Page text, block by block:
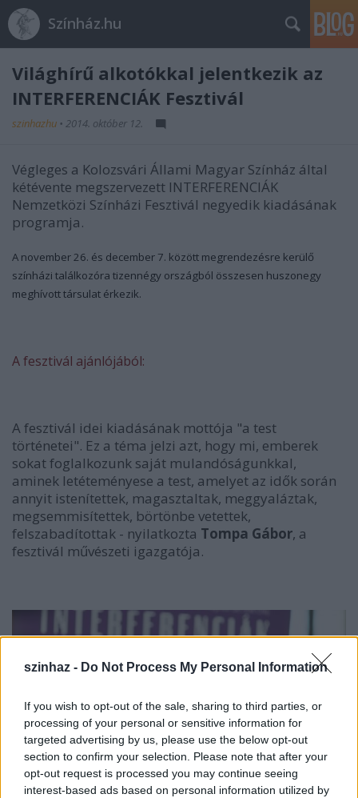
szinhaz - Do Not Process My Personal Information
If you wish to opt-out of the sale, sharing to third parties, or
processing of your personal or sensitive information for
targeted advertising by us, please use the below opt-out
section to confirm your selection. Please note that after your
opt-out request is processed you may continue seeing
interest-based ads based on personal information utilized by
Színház.hu
Világhírű alkotókkal jelentkezik az
INTERFERENCIÁK Fesztivál
szinhazhu • 2014. október 12.
Végleges a Kolozsvári Állami Magyar Színház által
kétévente megszervezett INTERFERENCIÁK
Nemzetközi Színházi Fesztivál negyedik kiadásának
programja.
A november 26. és december 7. között megrendezésre kerülő
színházi találkozóra tizennégy országból összesen huszonegy
meghívott társulat érkezik.
A fesztivál ajánlójából:
A fesztivál idei kiadásának mottója "a test
történetei". Ez a téma jelzi azt, hogy mi, emberek
sokat foglalkozunk saját mulandóságunkkal,
aminek letéteményese a test, amelyet az idők során
annyit istenítettek, magasztaltak, meggyaláztak,
megsemmisítettek, börtönbe vetettek,
felszabadítottak - nyilatkozta Tompa Gábor, a
fesztivál művészeti igazgatója.